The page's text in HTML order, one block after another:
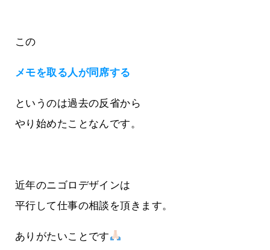
この
メモを取る人が同席する
というのは過去の反省から
やり始めたことなんです。
近年のニゴロデザインは
平行して仕事の相談を頂きます。
ありがたいことです